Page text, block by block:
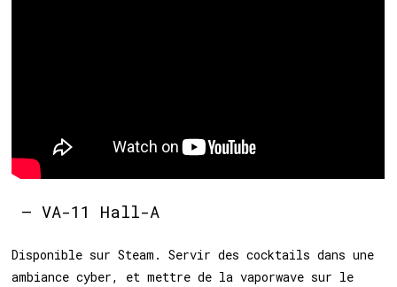
– VA-11 Hall-A
Disponible sur Steam. Servir des cocktails dans une
ambiance cyber, et mettre de la vaporwave sur le